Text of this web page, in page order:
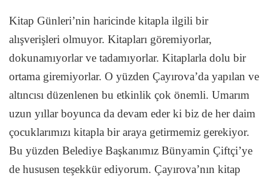
Kitap Günleri’nin haricinde kitapla ilgili bir
alışverişleri olmuyor. Kitapları göremiyorlar,
dokunamıyorlar ve tadamıyorlar. Kitaplarla dolu bir
ortama giremiyorlar. O yüzden Çayırova’da yapılan ve
altıncısı düzenlenen bu etkinlik çok önemli. Umarım
uzun yıllar boyunca da devam eder ki biz de her daim
çocuklarımızı kitapla bir araya getirmemiz gerekiyor.
Bu yüzden Belediye Başkanımız Bünyamin Çiftçi’ye
de hususen teşekkür ediyorum. Çayırova’nın kitap